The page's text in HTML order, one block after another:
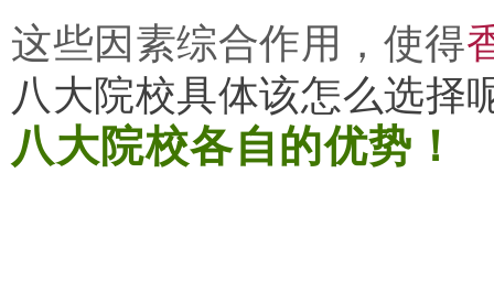
这些因素综合作用，使得
八大院校具体该怎么选择
八大院校各自的优势！